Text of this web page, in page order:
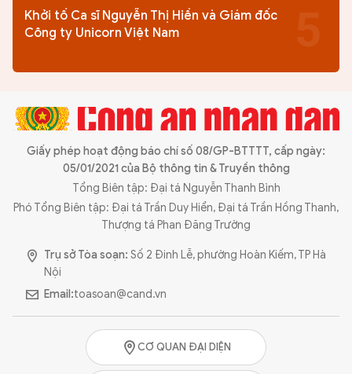
Khởi tố Ca sĩ Nguyễn Thị Hiền và Giám đốc
Công ty Unicorn Việt Nam
Giấy phép hoạt động báo chí số 08/GP-BTTTT, cấp ngày:
05/01/2021 của Bộ thông tin & Truyền thông
Tổng Biên tập: Đại tá Nguyễn Thanh Bình
Phó Tổng Biên tập: Đại tá Trần Duy Hiển, Đại tá Trần Hồng Thanh,
Thượng tá Phan Đăng Trường
Trụ sở Tòa soạn: Số 2 Đinh Lễ, phường Hoàn Kiếm, TP Hà
Nội
Email:toasoan@cand.vn
CƠ QUAN ĐẠI DIỆN